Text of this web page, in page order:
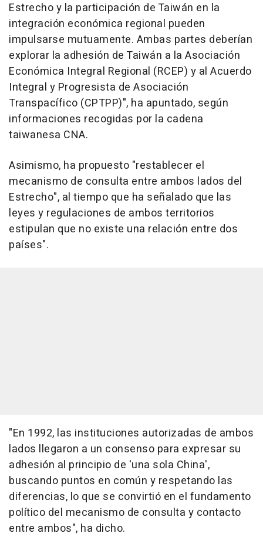
Estrecho y la participación de Taiwán en la
integración económica regional pueden
impulsarse mutuamente. Ambas partes deberían
explorar la adhesión de Taiwán a la Asociación
Económica Integral Regional (RCEP) y al Acuerdo
Integral y Progresista de Asociación
Transpacífico (CPTPP)", ha apuntado, según
informaciones recogidas por la cadena
taiwanesa CNA.
Asimismo, ha propuesto "restablecer el
mecanismo de consulta entre ambos lados del
Estrecho", al tiempo que ha señalado que las
leyes y regulaciones de ambos territorios
estipulan que no existe una relación entre dos
países".
"En 1992, las instituciones autorizadas de ambos
lados llegaron a un consenso para expresar su
adhesión al principio de 'una sola China',
buscando puntos en común y respetando las
diferencias, lo que se convirtió en el fundamento
político del mecanismo de consulta y contacto
entre ambos", ha dicho.